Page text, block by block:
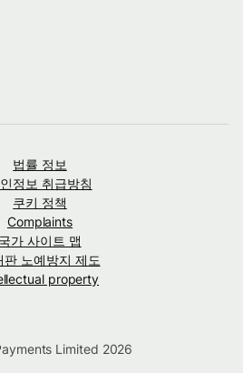
법률 정보
정보 취급방침
쿠키 정책
Complaints
국가 사이트 맵
판 노예방지 제도
property
Limited 2026